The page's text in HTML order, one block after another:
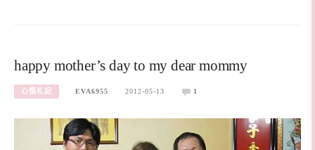
happy mother’s day to my dear mommy
心情札記 EVA6955 2012-05-13 1